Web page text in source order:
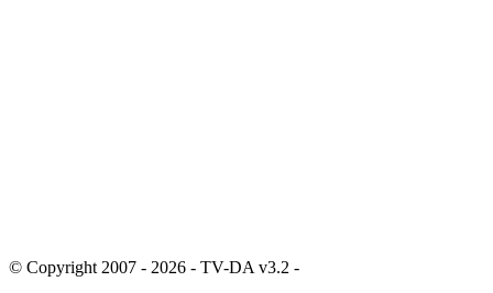
© Copyright 2007 - 2026 - TV-DA v3.2 -